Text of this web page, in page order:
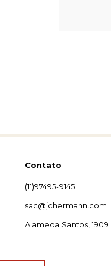
Contato
(11)97495-9145
sac@jchermann.com
Alameda Santos, 1909